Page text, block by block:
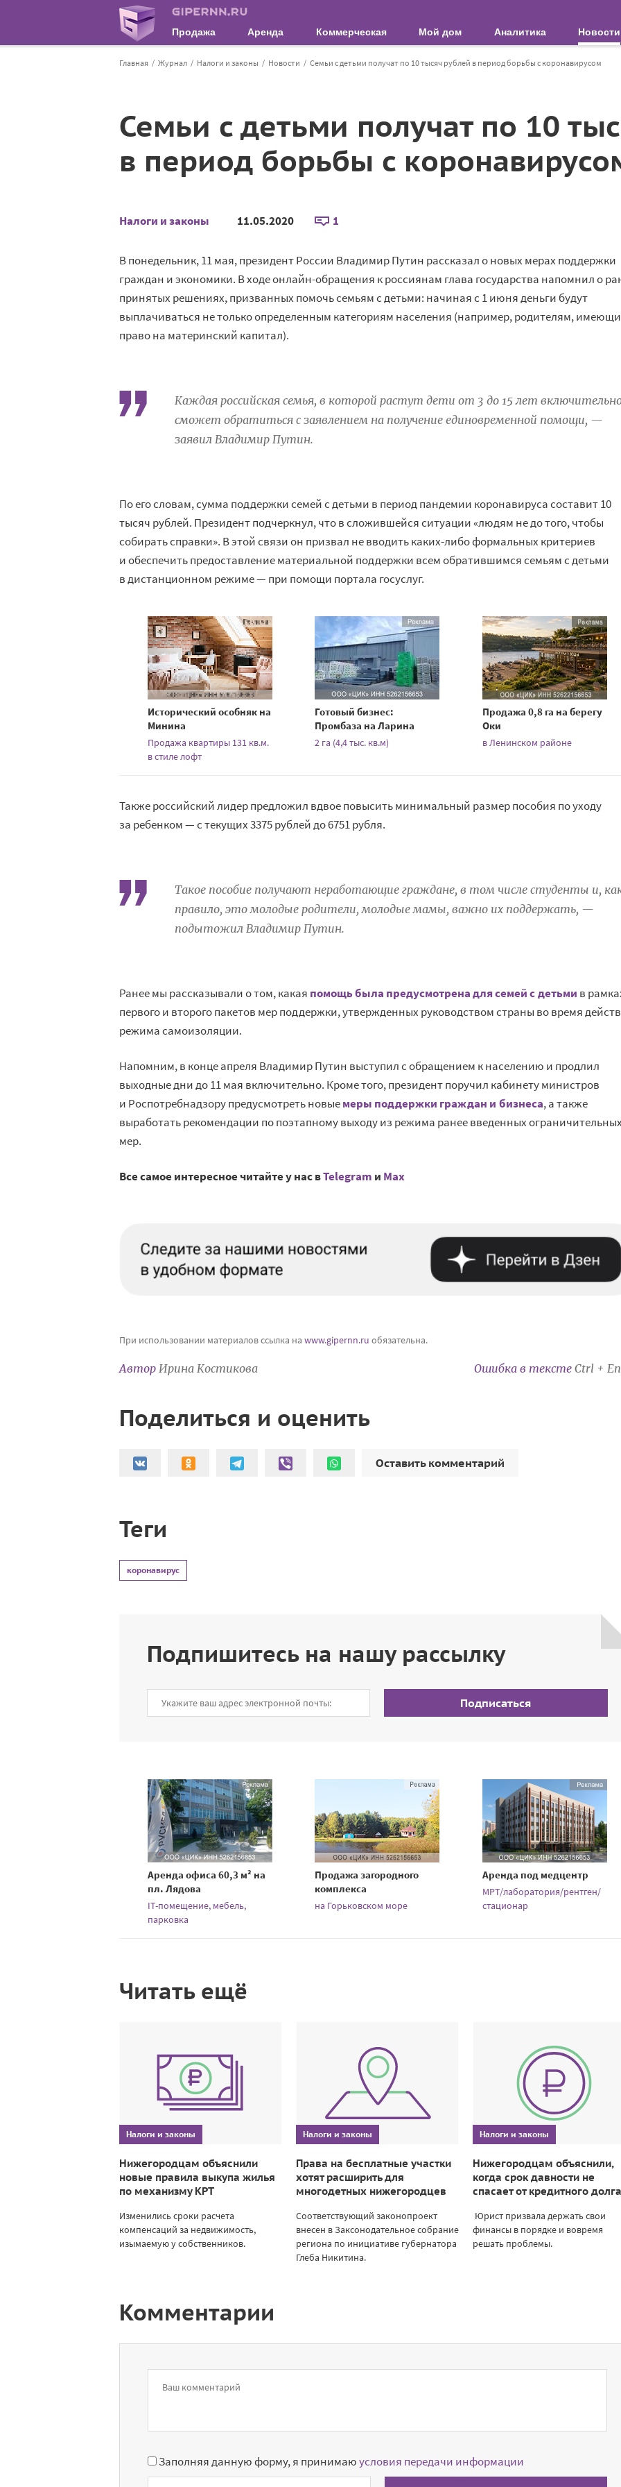
Продажа Аренда Коммерческая Мой дом Аналитика Новости
Главная Журнал Налоги и законы Новости Семьи с детьми получат по 10 тысяч рублей в период борьбы с коронавирусом
Семьи с детьми получат по 10
в период борьбы с
Налоги и законы 11.05.2020 1
В понедельник, 11 мая, президент России Владимир Путин рассказал о новых мерах поддержки
граждан и экономики. В ходе онлайн-обращения к россиянам глава государства напомнил о
принятых решениях, призванных помочь семьям с детьми: начиная с 1 июня деньги будут
выплачиваться не только определенным категориям населения (например, родителям,
право на материнский капитал).
Каждая российская семья, в которой растут дети от 3 до 15 лет
сможет обратиться с заявлением на получение единовременной помощи, —
заявил Владимир Путин.
По его словам, сумма поддержки семей с детьми в период пандемии коронавируса составит 10
тысяч рублей. Президент подчеркнул, что в сложившейся ситуации «людям не до того, чтобы
собирать справки». В этой связи он призвал не вводить каких-либо формальных критериев
и обеспечить предоставление материальной поддержки всем обратившимся семьям с детьми
в дистанционном режиме — при помощи портала госуслуг.
Исторический особняк на
Минина
Продажа квартиры 131 кв.м.
в стиле лофт
Готовый бизнес:
Промбаза на Ларина
2 га (4,4 тыс. кв.м)
Продажа 0,8 га на берегу
Оки
в Ленинском районе
Также российский лидер предложил вдвое повысить минимальный размер пособия по уходу
за ребенком — с текущих 3375 рублей до 6751 рубля.
Такое пособие получают неработающие граждане, в том числе студенты и,
правило, это молодые родители, молодые мамы, важно их поддержать, —
подытожил Владимир Путин.
Ранее мы рассказывали о том, какая помощь была предусмотрена для семей с детьми в
первого и второго пакетов мер поддержки, утвержденных руководством страны во время
режима самоизоляции.
Напомним, в конце апреля Владимир Путин выступил с обращением к населению и продлил
выходные дни до 11 мая включительно. Кроме того, президент поручил кабинету министров
и Роспотребнадзору предусмотреть новыемеры поддержки граждан и бизнеса, а также
выработать рекомендации по поэтапному выходу из режима ранее введенных
мер.
Все самое интересное читайте у нас вTelegram и Mах
При использовании материалов ссылка на www.gipernn.ru обязательна.
Автор Ирина Костикова Ошибка в тексте Ctrl +
Поделиться и оценить
Оставить комментарий
Теги
коронавирус
Подпишитесь на нашу рассылку
Подписаться
Аренда офиса 60,3 м² на
пл. Лядова
IT-помещение, мебель,
парковка
Продажа загородного
комплекса
на Горьковском море
Аренда под медцентр
МРТ/лаборатория/рентген/
стационар
Читать ещё
Налоги и законы
Нижегородцам объяснили
новые правила выкупа жилья
по механизму КРТ
Изменились сроки расчета
компенсаций за недвижимость,
изымаемую у собственников.
Налоги и законы
Права на бесплатные участки
хотят расширить для
многодетных нижегородцев
Соответствующий законопроект
внесен в Заксонодательное собрание
региона по инициативе губернатора
Глеба Никитина.
Налоги и законы
Нижегородцам объяснили,
когда срок давности не
спасает от кредитного долга
Юрист призвала держать свои
финансы в порядке и вовремя
решать проблемы.
Комментарии
Заполняя данную форму, я принимаюусловия передачи информации